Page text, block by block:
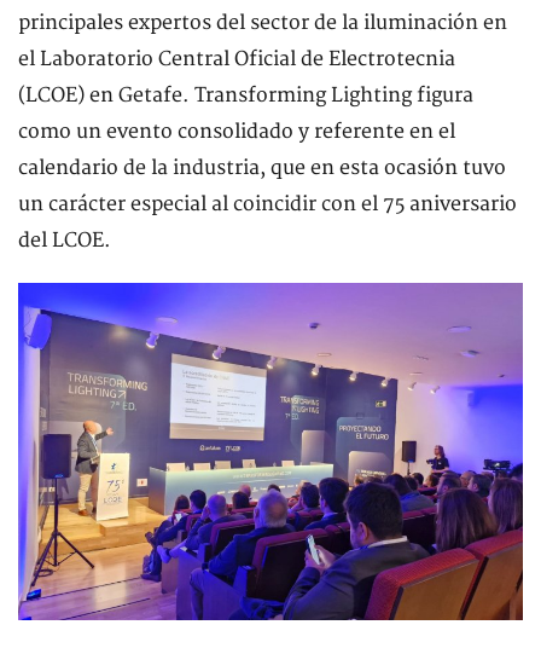
principales expertos del sector de la iluminación en
el Laboratorio Central Oficial de Electrotecnia
(LCOE) en Getafe. Transforming Lighting figura
como un evento consolidado y referente en el
calendario de la industria, que en esta ocasión tuvo
un carácter especial al coincidir con el 75 aniversario
del LCOE.